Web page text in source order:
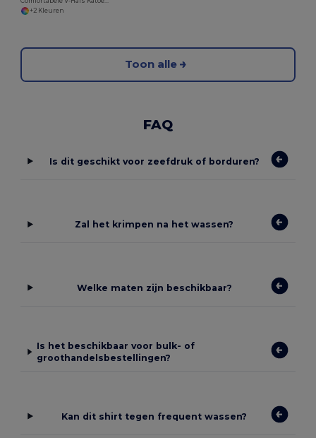
+2 Kleuren
Toon alle
FAQ
Is dit geschikt voor zeefdruk of borduren?
Zal het krimpen na het wassen?
Welke maten zijn beschikbaar?
Is het beschikbaar voor bulk- of
groothandelsbestellingen?
Kan dit shirt tegen frequent wassen?